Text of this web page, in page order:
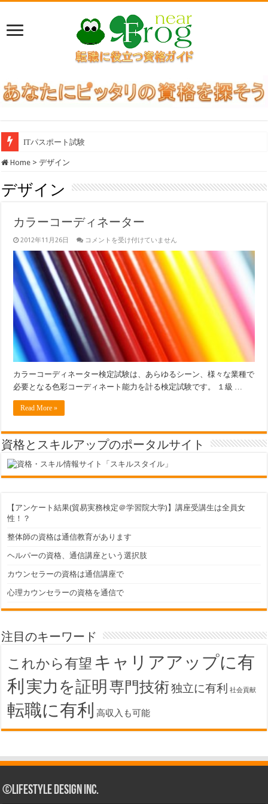
ITパスポート試験
Home > デザイン
デザイン
カラーコーディネーター
2012年11月26日
カ
ー
コ
ー
デ
ィ
ネ
ー
タ
ー
は
コメントを受け付けていません
カラーコーディネーター検定試験は、あらゆるシーン、様々な業種で
必要となる色彩コーディネート能力を計る検定試験です。 １級 …
Read More »
資格とスキルアップのポータルサイト
【アンケート結果(貿易実務検定＠学習院大学)】講座受講生は全員女
性！？
整体師の資格は通信教育があります
ヘルパーの資格、通信講座という選択肢
カウンセラーの資格は通信講座で
心理カウンセラーの資格を通信で
注目のキーワード
これから有望 キャリアアップに有
利 実力を証明 専門技術独立に有利 社会貢献
転職に有利 高収入も可能
©Lifestyle Design Inc.